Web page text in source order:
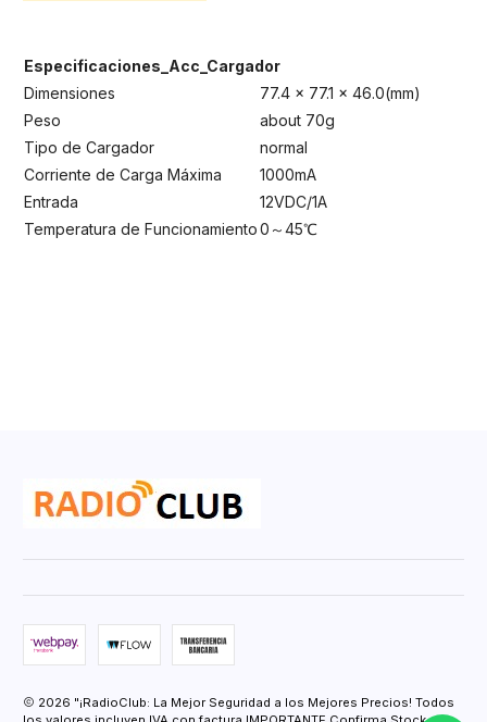
Especificaciones_Acc_Cargador
Dimensiones
77.4 x 77.1 x 46.0(mm)
Peso
about 70g
Tipo de Cargador
normal
Corriente de Carga Máxima
1000mA
Entrada
12VDC/1A
Temperatura de Funcionamiento0～45℃
2026 "¡RadioClub: La Mejor Seguridad a los Mejores Precios! Todos